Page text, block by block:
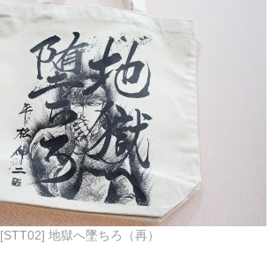
[STT02] 地獄へ墜ちろ（再）